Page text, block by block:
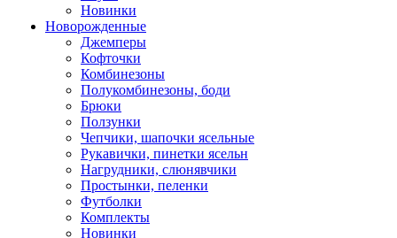
Новинки
Новорожденные
Джемперы
Кофточки
Комбинезоны
Полукомбинезоны, боди
Брюки
Ползунки
Чепчики, шапочки ясельные
Рукавички, пинетки ясельн
Нагрудники, слюнявчики
Простынки, пеленки
Футболки
Комплекты
Новинки